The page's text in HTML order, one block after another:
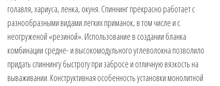
голавля, хариуса, ленка, окуня. Спиннинг прекрасно работает с
разнообразными видами легких приманок, в том числе и с
неогруженой «резиной». Использование в создании бланка
комбинации средне- и высокомодульного углеволокна позволило
придать спиннингу быстроту при забросе и отличную вязкость на
вываживании. Конструктивная особенность установки монолитной